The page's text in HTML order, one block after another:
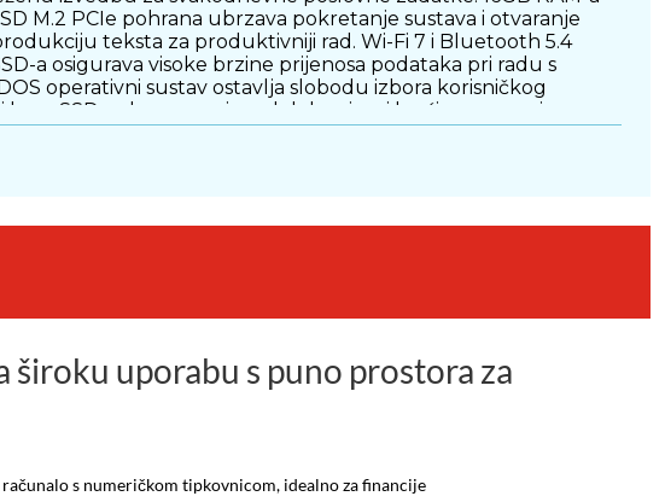
M.2 PCIe pohrana ubrzava pokretanje sustava i otvaranje
teksta za produktivniji rad. Wi-Fi 7 i Bluetooth 5.4
a osigurava visoke brzine prijenosa podataka pri radu s
operativni sustav ostavlja slobodu izbora korisničkog
SSD pohrane ovaj model doprinosi kraćim vremenima
dužeg razdoblja korištenja.
uporabu s puno prostora za
s numeričkom tipkovnicom, idealno za financije